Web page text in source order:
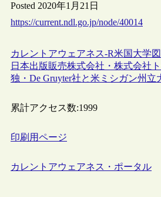
Posted 2020年1月21日
https://current.ndl.go.jp/node/40014
カレントアウェアネス-R米国 大学
日本出版販売株式会社・株式会社
独・De Gruyter社と米ミシガン州立
累計アクセス数:1999
印刷用ページ
カレントアウェアネス・ポータル